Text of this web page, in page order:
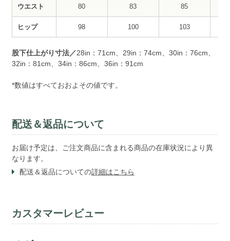
ウエスト 80 83 85
ヒップ 98 100 103
股下仕上がり寸法／28in：71cm、29in：74cm、30in：76cm、
32in：81cm、34in：86cm、36in：91cm
*数値はすべておおよその値です。
配送＆返品について
お届け予定は、ご注文商品に含まれる商品の在庫状況により異
なります。
配送＆返品についての詳細はこちら
カスタマーレビュー